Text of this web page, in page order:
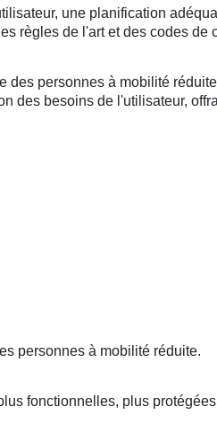
une planification
règles de l'art et des codes de
des personnes à mobilité
des besoins de l'utilisateur,
personnes à mobilité réduite.
fonctionnelles, plus